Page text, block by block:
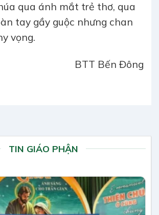
qua ánh mắt trẻ thơ, qua
tay gầy guộc nhưng chan
vọng.
BTT Bến Đông
TIN GIÁO PHẬN